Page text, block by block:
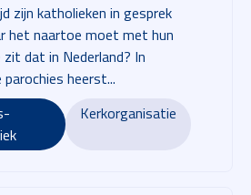
zijn katholieken in gesprek
het naartoe moet met hun
zit dat in Nederland? In
heerst...
Kerkorganisatie